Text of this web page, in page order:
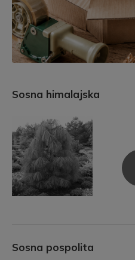
Sosna himalajska
Sosna pospolita